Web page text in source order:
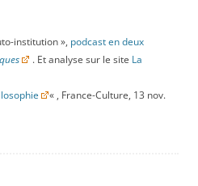
institution », podcast en deux
. Et analyse sur le site La
« , France-Culture, 13 nov.